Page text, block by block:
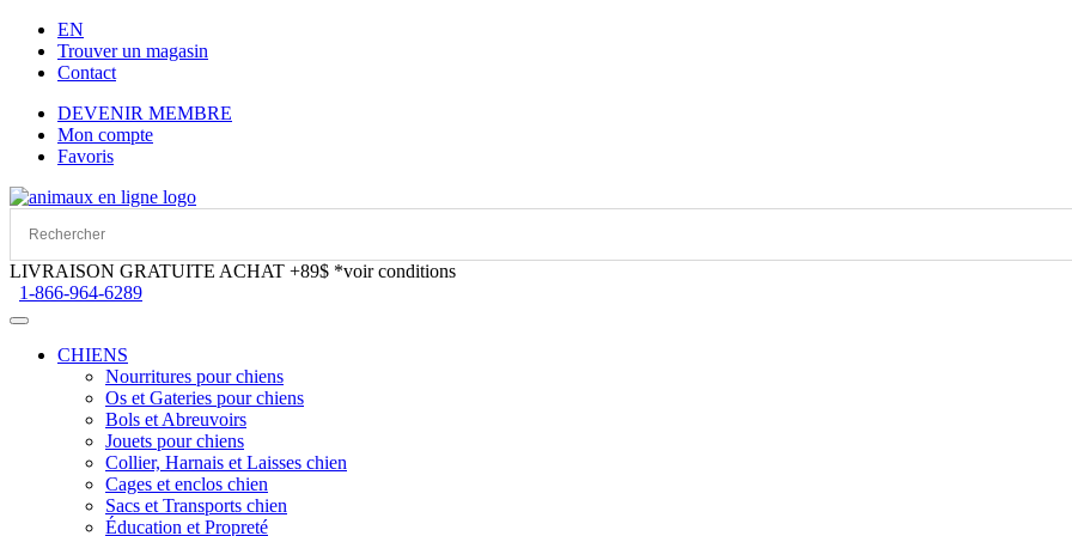
EN
Trouver un magasin
Contact
DEVENIR MEMBRE
Mon compte
Favoris
Aller
navigation
Aller
contenu
LIVRAISON GRATUITE ACHAT +89$ *voir conditions
1-866-964-6289
CHIENS
Nourritures pour chiens
Os et Gateries pour chiens
Bols et Abreuvoirs
Jouets pour chiens
Collier, Harnais et Laisses chien
Cages et enclos chien
Sacs et Transports chien
Éducation et Propreté